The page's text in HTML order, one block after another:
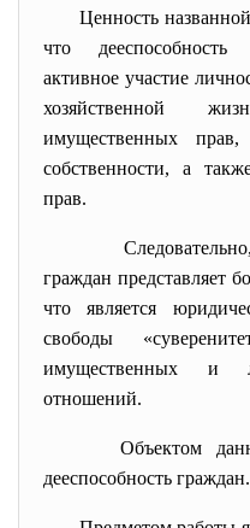
Ценность
что дееспособность
активное участие
хозяйственной
имущественных
собственности, а
прав.
граждан представляет
что является
свободы
имущественных и
отношений.
Объектом
дееспособность граждан.